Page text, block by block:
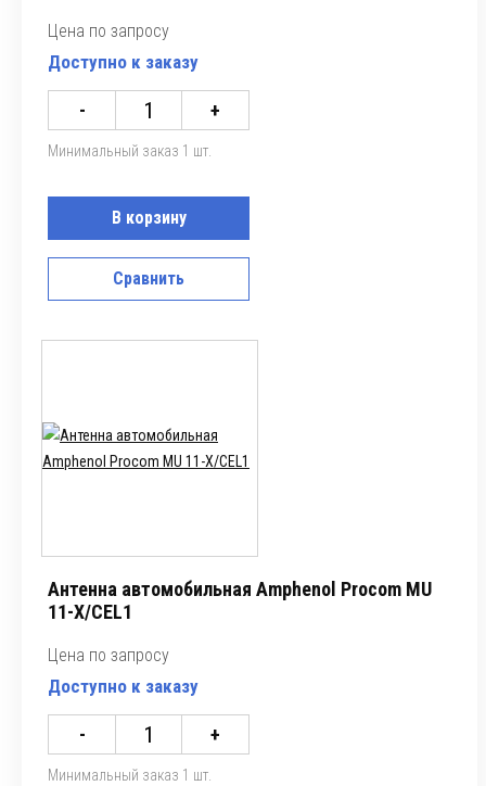
Цена по запросу
Доступно к заказу
- +
Минимальный заказ 1 шт.
В корзину
Сравнить
Антенна автомобильная Amphenol Procom MU
11-X/CEL1
Цена по запросу
Доступно к заказу
- +
Минимальный заказ 1 шт.